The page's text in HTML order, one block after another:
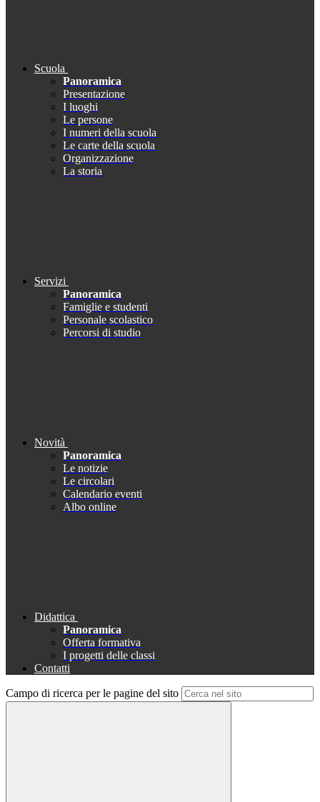
Scuola
Panoramica
Presentazione
I luoghi
Le persone
I numeri della scuola
Le carte della scuola
Organizzazione
La storia
Servizi
Panoramica
Famiglie e studenti
Personale scolastico
Percorsi di studio
Novità
Panoramica
Le notizie
Le circolari
Calendario eventi
Albo online
Didattica
Panoramica
Offerta formativa
I progetti delle classi
Contatti
Campo di ricerca per le pagine del sito